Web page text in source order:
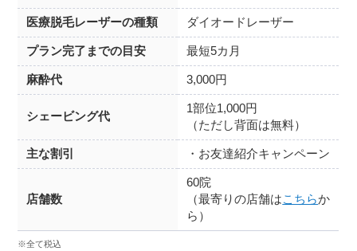
医療脱毛レーザーの種類 ダイオードレーザー
プラン完了までの目安 最短5カ月
麻酔代 3,000円
シェービング代
1部位1,000円
（ただし背面は無料）
主な割引 ・お友達紹介キャンペーン
店舗数
60院
（最寄りの店舗はこちらか
ら）
※全て税込